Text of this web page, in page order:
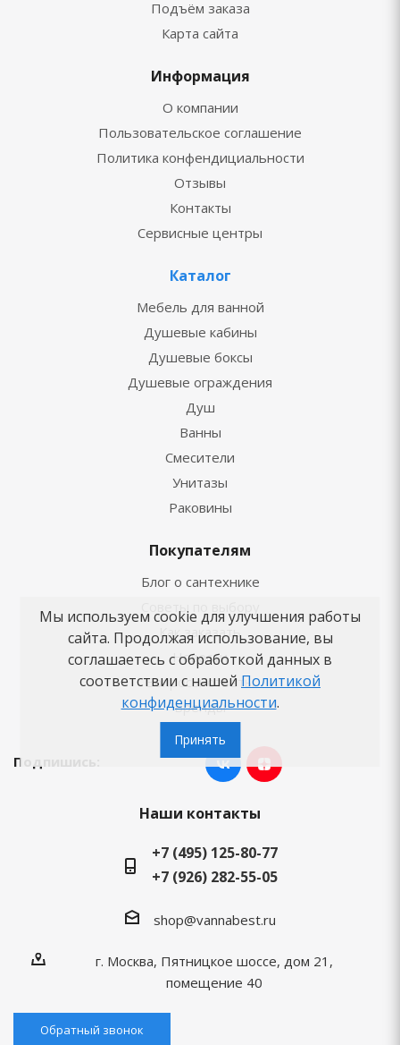
Подъём заказа
Карта сайта
Информация
О компании
Пользовательское соглашение
Политика конфендициальности
Отзывы
Контакты
Сервисные центры
Каталог
Мебель для ванной
Душевые кабины
Душевые боксы
Душевые ограждения
Душ
Ванны
Смесители
Унитазы
Раковины
Покупателям
Блог о сантехнике
Как заказать
Новости
Вопросы-ответы
Бренды
Подпишись:
Наши контакты
+7 (495) 125-80-77
+7 (926) 282-55-05
shop@vannabest.ru
г. Москва, Пятницкое шоссе, дом 21,
помещение 40
Обратный звонок
Мы используем cookie для улучшения работы
сайта. Продолжая использование, вы
соглашаетесь с обработкой данных в
соответствии с нашей Политикой
конфиденциальности.
Принять